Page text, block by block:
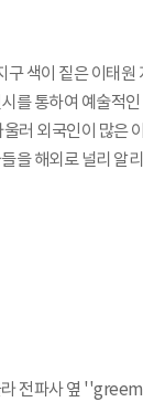
구 색이 짙은 이태원
를 통하여 예술적
러 외국인이 많은
을 해외로 널리 알
라 전파사 옆